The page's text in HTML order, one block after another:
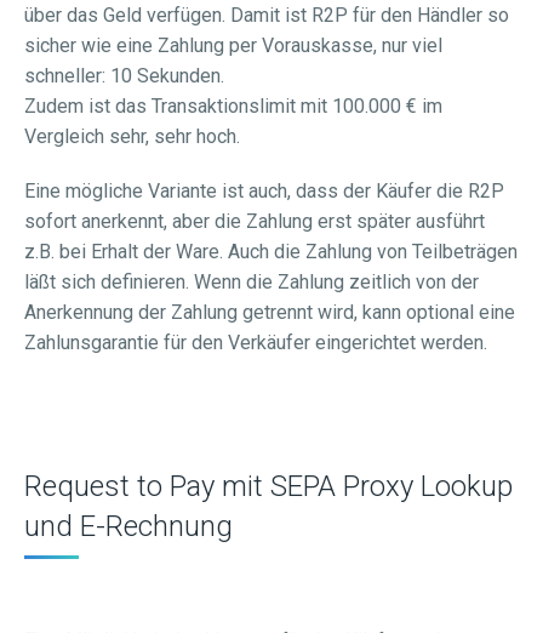
über das Geld verfügen. Damit ist R2P für den Händler so
sicher wie eine Zahlung per Vorauskasse, nur viel
schneller: 10 Sekunden.
Zudem ist das Transaktionslimit mit 100.000 € im
Vergleich sehr, sehr hoch.
Eine mögliche Variante ist auch, dass der Käufer die R2P
sofort anerkennt, aber die Zahlung erst später ausführt
z.B. bei Erhalt der Ware. Auch die Zahlung von Teilbeträgen
läßt sich definieren. Wenn die Zahlung zeitlich von der
Anerkennung der Zahlung getrennt wird, kann optional eine
Zahlunsgarantie für den Verkäufer eingerichtet werden.
Request to Pay mit SEPA Proxy Lookup
und E-Rechnung